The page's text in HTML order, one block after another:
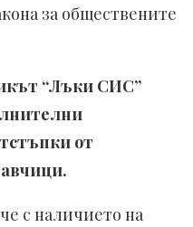
за обществените
“Лъки СИС”
от
с наличието на